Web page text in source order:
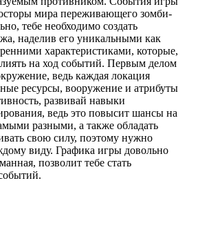
мира переживающего зомби-
тебе необходимо создать
наделив его уникальными как
характеристиками, которые,
на ход событий. Первым делом
ведь каждая локация
ресурсы, вооружение и атрибуты
развивай навыки
ведь это повысит шансы на
разными, а также обладать
свою силу, поэтому нужно
виду. Графика игры довольно
позволит тебе стать